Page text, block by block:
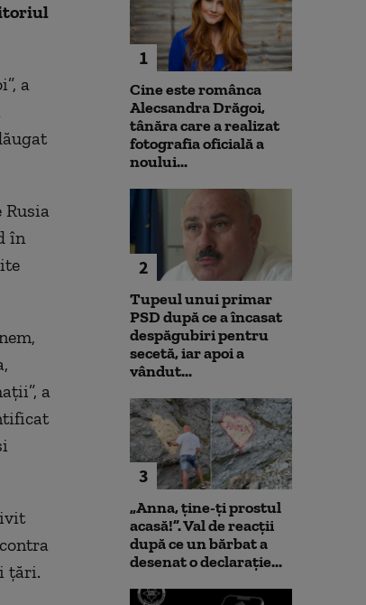
a
în
a
ţări.
1
Cine este românca
Alecsandra Drăgoi,
tânăra care a realizat
fotografia oficială a
noului...
2
Tupeul unui primar
PSD după ce a încasat
despăgubiri pentru
secetă, iar apoi a
vândut...
3
„Anna, ţine-ţi prostul
acasă!”. Val de reacții
după ce un bărbat a
desenat o declarație...